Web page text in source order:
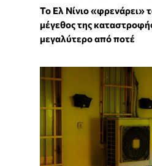
Το Ελ Νίνιο «φρενάρει»
μέγεθος της
μεγαλύτερο από ποτέ